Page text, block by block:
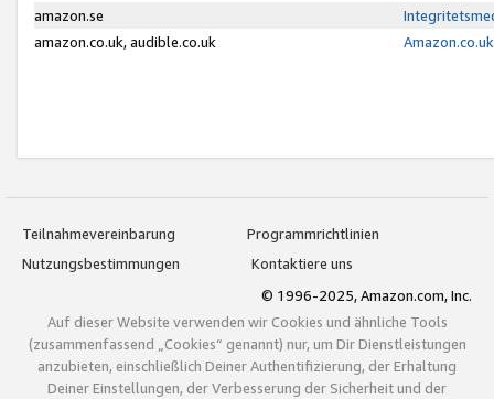
amazon.se
amazon.co.uk, audible.co.uk
Teilnahmevereinbarung
Programmrichtlinien
Nutzungsbestimmungen
Kontaktiere uns
© 1996-2025, Amazon.com, Inc.
Auf dieser Website verwenden wir Cookies und ähnliche Tools
(zusammenfassend „Cookies“ genannt) nur, um Dir Dienstleistungen
anzubieten, einschließlich Deiner Authentifizierung, der Erhaltung
Deiner Einstellungen, der Verbesserung der Sicherheit und der